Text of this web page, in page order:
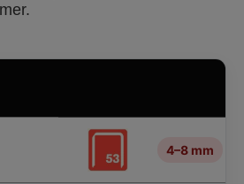
4–8 mm